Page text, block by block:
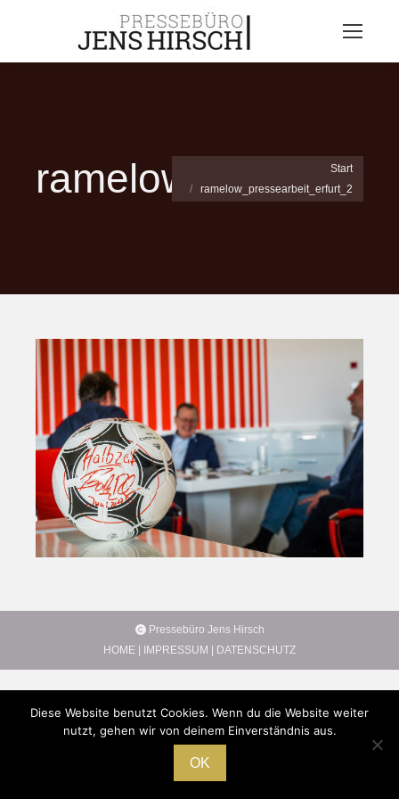
Start
ramelow_pressearbeit_erfurt_2
Pressebüro Jens Hirsch
HOME
IMPRESSUM DATENSCHUTZ
Diese Website benutzt Cookies. Wenn du die Website weiter
nutzt, gehen wir von deinem Einverständnis aus.
OK